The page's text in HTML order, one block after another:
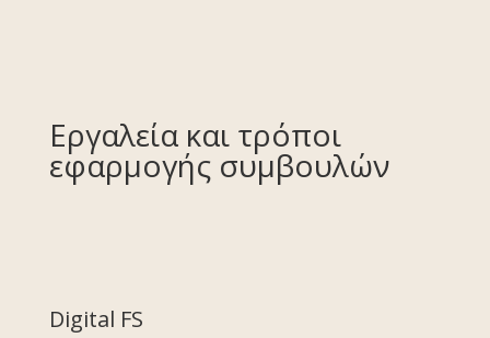
Εργαλεία και τρόποι
εφαρμογής συμβουλών
Digital FS